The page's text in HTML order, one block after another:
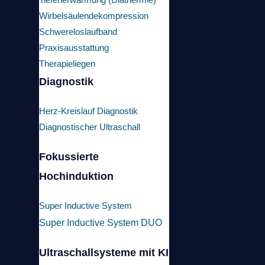
Wirbelsäulendekompression
Schwereloslaufband
Praxisausstattung
Therapieliegen
Diagnostik
Herz-Kreislauf Diagnostik
Diagnostischer Ultraschall
Fokussierte
Hochinduktion
Super Inductive System
Super Inductive System DUO
Ultraschallsysteme mit KI
den tollen Tag und die Intensive Einarbeitung in das 12 Sensorik
Für uns ein wichtiger Schritt um neben der konservativen
Behandlungsmöglichkeiten bei Orthopädischen und Neurologischen
Erkrankungen nun ein innovatives erweiterte Diagnostisches
bereitzustellen.
Die herkömmliche Diagnosen wie Röntgen, Ultraschall oder CT, sind